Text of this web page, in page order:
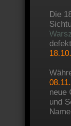
Die
neue
und